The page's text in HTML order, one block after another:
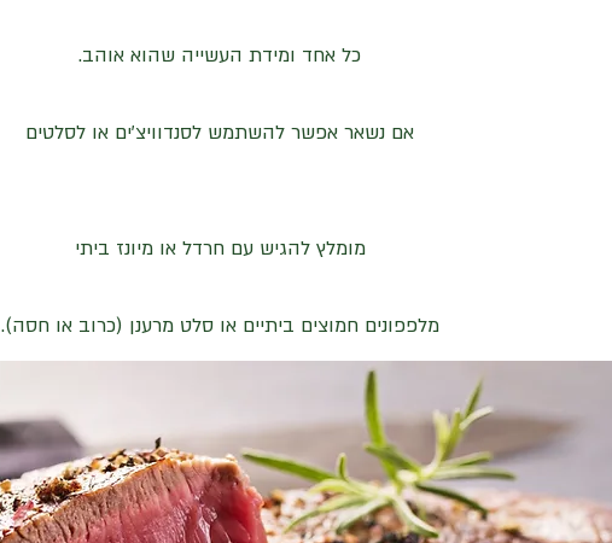
כל אחד ומידת העשייה שהוא אוהב.
אם נשאר אפשר להשתמש לסנדוויצ'ים או לסלטים
מומלץ להגיש עם חרדל או מיונז ביתי
מלפפונים חמוצים ביתיים או סלט מרענן (כרוב או חסה).